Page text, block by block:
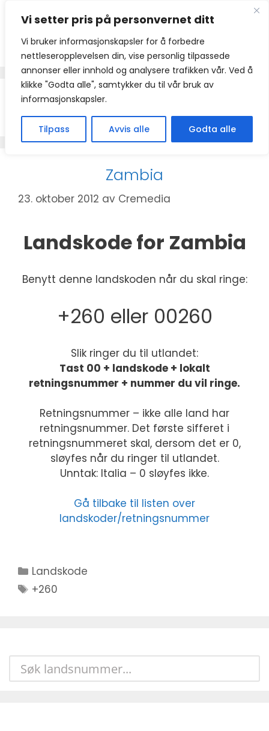
Vi setter pris på personvernet ditt
Vi bruker informasjonskapsler for å forbedre
nettleseropplevelsen din, vise personlig tilpassede
annonser eller innhold og analysere trafikken vår. Ved å
klikke "Godta alle", samtykker du til vår bruk av
informasjonskapsler.
Tilpass Avvis alle Godta alle
innhold
+260
Zambia
23. oktober 2012 av Cremedia
Landskode for Zambia
Benytt denne landskoden når du skal ringe:
+260 eller 00260
Slik ringer du til utlandet:
Tast 00 + landskode + lokalt
retningsnummer + nummer du vil ringe.
Retningsnummer – ikke alle land har
retningsnummer. Det første sifferet i
retningsnummeret skal, dersom det er 0,
sløyfes når du ringer til utlandet.
Unntak: Italia – 0 sløyfes ikke.
Gå tilbake til listen over
landskoder/retningsnummer
Kategorier
Landskode
Stikkord
+260